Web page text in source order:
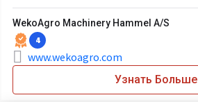
WekoAgro Machinery Hammel A/S
4
www.wekoagro.com
Узнать Больше